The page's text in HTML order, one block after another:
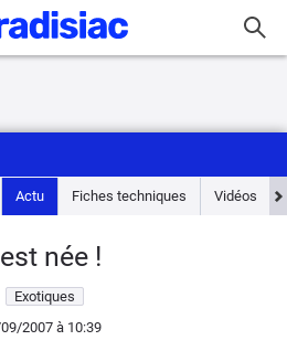
Actu Fiches techniques Vidéos
née !
Exotiques
2007 à 10:39